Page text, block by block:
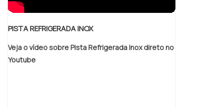
PISTA REFRIGERADA INOX
Veja o vídeo sobre Pista Refrigerada Inox direto no
Youtube